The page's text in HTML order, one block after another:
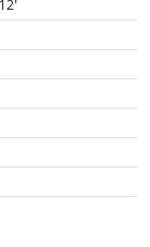
12'